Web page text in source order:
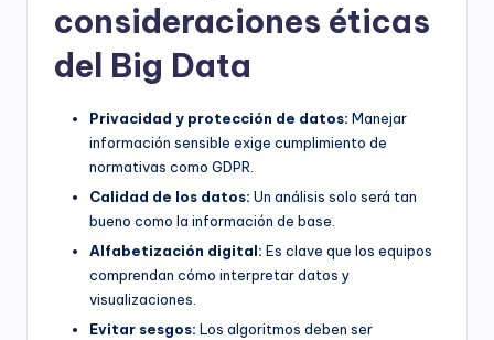
consideraciones éticas
del Big Data
Privacidad y protección de datos: Manejar
información sensible exige cumplimiento de
normativas como GDPR.
Calidad de los datos: Un análisis solo será tan
bueno como la información de base.
Alfabetización digital: Es clave que los equipos
comprendan cómo interpretar datos y
visualizaciones.
Evitar sesgos: Los algoritmos deben ser